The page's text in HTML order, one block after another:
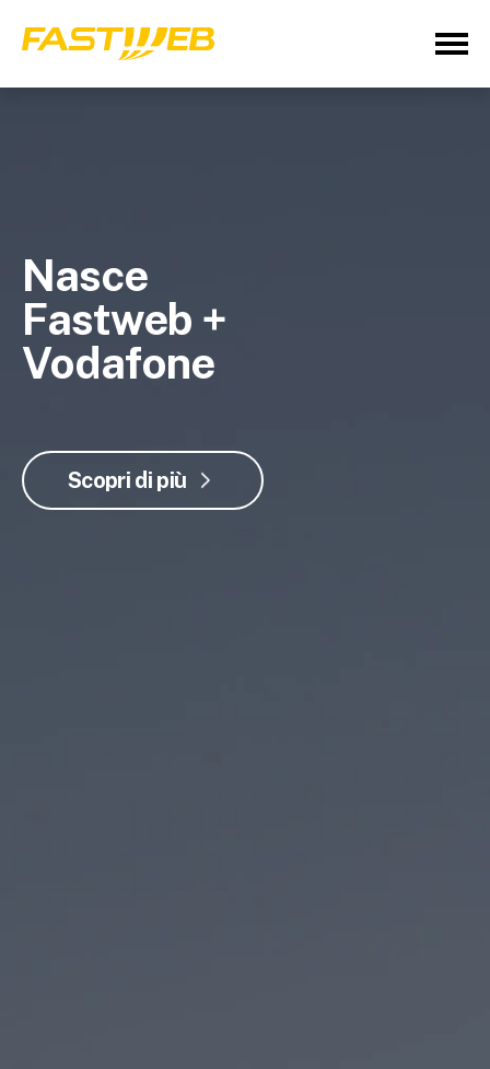
Nasce
Fastweb +
Vodafone
Scopri di più